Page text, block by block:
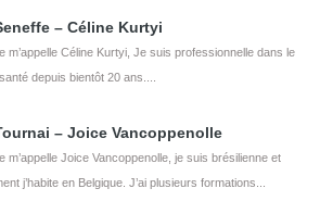
– Céline Kurtyi
m’appelle Céline Kurtyi, Je suis professionnelle dans le
depuis bientôt 20 ans....
– Joice Vancoppenolle
m’appelle Joice Vancoppenolle, je suis brésilienne et
j’habite en Belgique. J’ai plusieurs formations...